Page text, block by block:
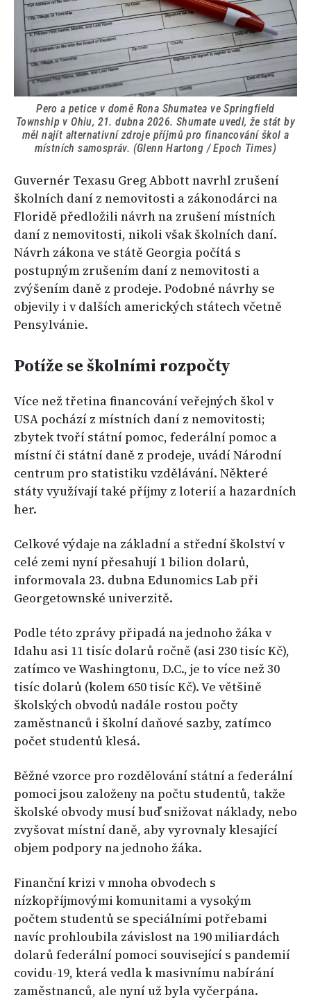
Pero a petice v domě Rona Shumatea ve Springfield
Township v Ohiu, 21. dubna 2026. Shumate uvedl, že stát by
měl najít alternativní zdroje příjmů pro financování škol a
místních samospráv. (Glenn Hartong / Epoch Times)
Guvernér Texasu Greg Abbott navrhl zrušení
školních daní z nemovitosti a zákonodárci na
Floridě předložili návrh na zrušení místních
daní z nemovitosti, nikoli však školních daní.
Návrh zákona ve státě Georgia počítá s
postupným zrušením daní z nemovitosti a
zvýšením daně z prodeje. Podobné návrhy se
objevily i v dalších amerických státech včetně
Pensylvánie.
Potíže se školními rozpočty
Více než třetina financování veřejných škol v
USA pochází z místních daní z nemovitosti;
zbytek tvoří státní pomoc, federální pomoc a
místní či státní daně z prodeje, uvádí Národní
centrum pro statistiku vzdělávání. Některé
státy využívají také příjmy z loterií a hazardních
her.
Celkové výdaje na základní a střední školství v
celé zemi nyní přesahují 1 bilion dolarů,
informovala 23. dubna Edunomics Lab při
Georgetownské univerzitě.
Podle této zprávy připadá na jednoho žáka v
Idahu asi 11 tisíc dolarů ročně (asi 230 tisíc Kč),
zatímco ve Washingtonu, D.C., je to více než 30
tisíc dolarů (kolem 650 tisíc Kč). Ve většině
školských obvodů nadále rostou počty
zaměstnanců i školní daňové sazby, zatímco
počet studentů klesá.
Běžné vzorce pro rozdělování státní a federální
pomoci jsou založeny na počtu studentů, takže
školské obvody musí buď snižovat náklady, nebo
zvyšovat místní daně, aby vyrovnaly klesající
objem podpory na jednoho žáka.
Finanční krizi v mnoha obvodech s
nízkopříjmovými komunitami a vysokým
počtem studentů se speciálními potřebami
navíc prohloubila závislost na 190 miliardách
dolarů federální pomoci související s pandemií
covidu-19, která vedla k masivnímu nabírání
zaměstnanců, ale nyní už byla vyčerpána.